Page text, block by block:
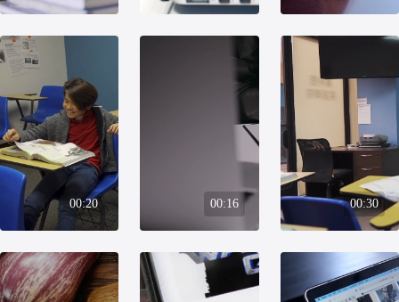
00:20 00:16 00:30